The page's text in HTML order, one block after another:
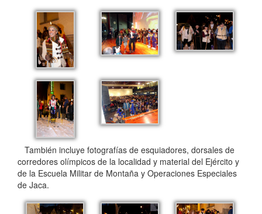
También incluye fotografías de esquiadores, dorsales de
corredores olímpicos de la localidad y material del Ejército y
de la Escuela Militar de Montaña y Operaciones Especiales
de Jaca.